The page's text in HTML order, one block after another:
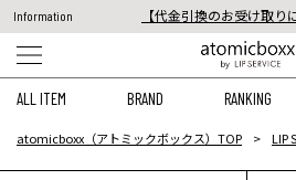
Information
【代金引換のお受け取り
税込11,000円以上のご注文
ALL ITEM BRAND RANKING
atomicboxx（アトミックボックス）TOP LIP